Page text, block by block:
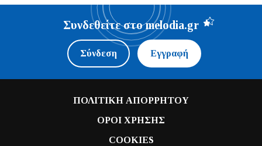
Συνδεθείτε στο melodia.gr
Σύνδεση Εγγραφή
ΠΟΛΙΤΙΚΗ ΑΠΟΡΡΗΤΟΥ
ΟΡΟΙ ΧΡΗΣΗΣ
COOKIES